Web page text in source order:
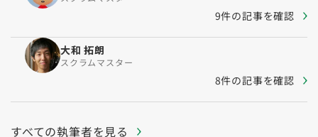
9件の記事を確認
大和 拓朗
スクラムマスター
8件の記事を確認
すべての執筆者を見る